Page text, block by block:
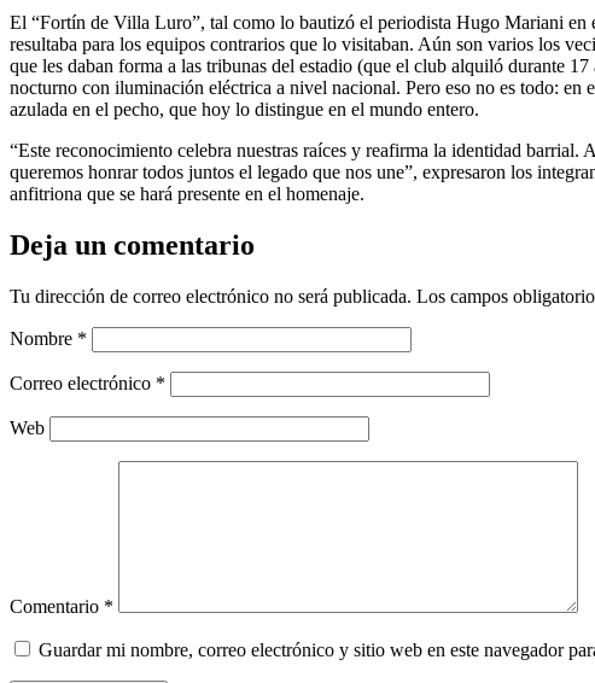
El “Fortín de Villa Luro”, tal como lo bautizó el periodista Hugo Mariani en
resultaba para los equipos contrarios que lo visitaban. Aún son varios los
que les daban forma a las tribunas del estadio (que el club alquiló durante
nocturno con iluminación eléctrica a nivel nacional. Pero eso no es todo:
azulada en el pecho, que hoy lo distingue en el mundo entero.
“Este reconocimiento celebra nuestras raíces y reafirma la identidad barrial.
queremos honrar todos juntos el legado que nos une”, expresaron los
anfitriona que se hará presente en el homenaje.
Deja un comentario
Tu dirección de correo electrónico no será publicada. Los campos
Nombre *
Correo electrónico *
Web
Comentario *
Guardar mi nombre, correo electrónico y sitio web en este navegador